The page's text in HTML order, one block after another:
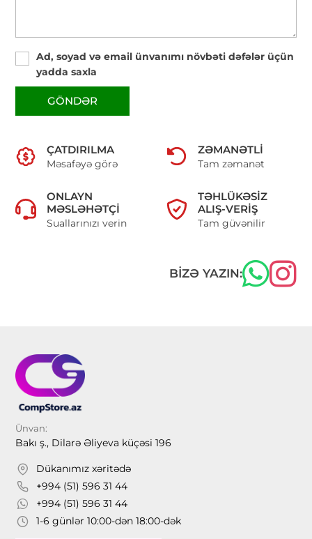
Ad, soyad və email ünvanımı növbəti dəfələr üçün
yadda saxla
GÖNDƏR
ÇATDIRILMA
Məsafəyə görə
ZƏMANƏTLI
Tam zəmanət
ONLAYN
MƏSLƏHƏTÇI
Suallarınızı verin
TƏHLÜKƏSIZ
ALIŞ-VERIŞ
Tam güvənilir
BIZƏ YAZIN:
Ünvan:
Bakı ş., Dilarə Əliyeva küçəsi 196
Dükanımız xəritədə
+994 (51) 596 31 44
+994 (51) 596 31 44
1-6 günlər 10:00-dən 18:00-dək